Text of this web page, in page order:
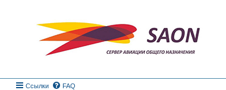
Ссылки FAQ